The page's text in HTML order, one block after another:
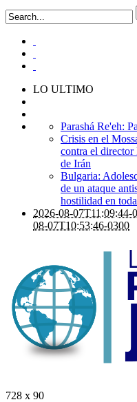
LO ULTIMO
Parashá Re'eh:
Crisis en el
contra el
de Irán
Bulgaria:
de un ataque
hostilidad en
2026-08-07T11:09:44-
08-07T10:53:46-0300
728 x 90